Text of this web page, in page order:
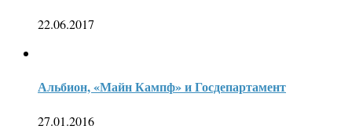
22.06.2017
Альбион, «Майн Кампф» и Госдепартамент
27.01.2016